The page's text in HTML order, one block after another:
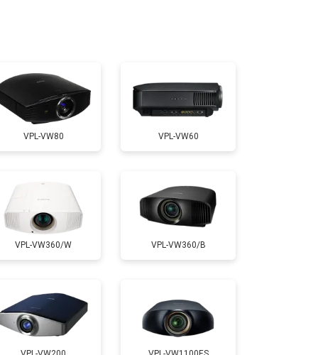
2000 ₽ Заказать
1900 ₽ Заказать
VPL-VW80 VPL-VW60
VPL-VW360/W VPL-VW360/B